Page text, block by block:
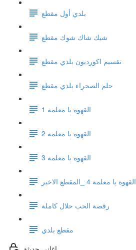
بلدي أول مقطع
شيك شاك شوك مقطع
تقسيم اكورديون بلدي مقطع
حلم الصحراء بلدي مقطع
القهوة يا معلمة 1
القهوة يا معلمة 2
القهوة يا معلمة 3
القهوة يا معلمة 4 _المقطع الاخير
رقصة الحب حلال كاملة
مقطع بلدي